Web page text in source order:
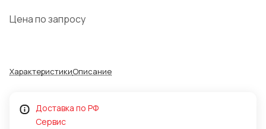
Цена по запросу
ХарактеристикиОписание
Доставка по РФ
Сервис